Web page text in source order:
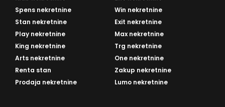
Spens nekretnine
Win nekretnine
Stan nekretnine
Exit nekretnine
Play nekretnine
Max nekretnine
King nekretnine
Trg nekretnine
Arts nekretnine
One nekretnine
Renta stan
Zakup nekretnine
Prodaja nekretnine
Lumo nekretnine